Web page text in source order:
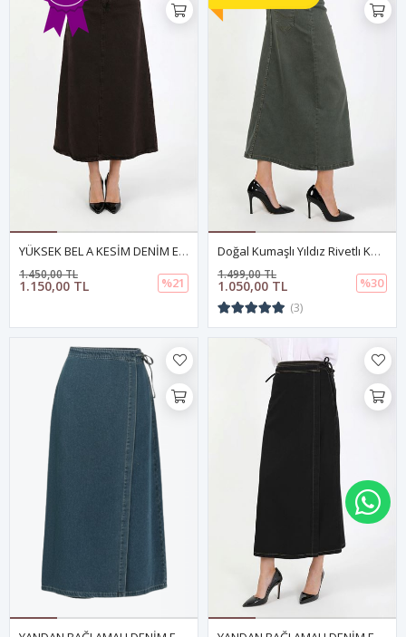
YÜKSEK BEL A KESİM DENİM ETEK KAHVERENGİ
1.150,00 TL
1.450,00 TL
%21
Doğal Kumaşlı Yıldız Rivetlı Kot Etek YEŞİL
1.050,00 TL
1.499,00 TL
%30
(3)